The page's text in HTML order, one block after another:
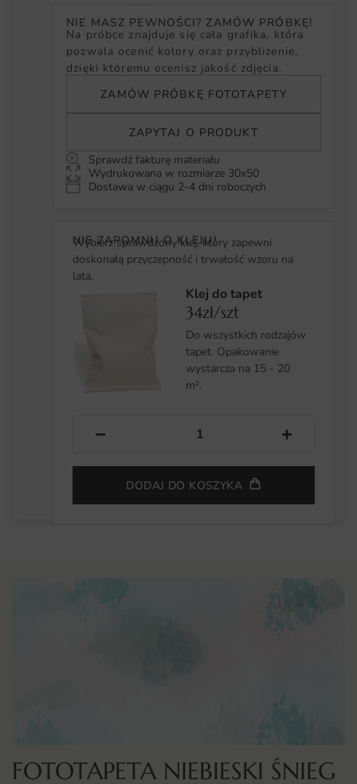
NIE MASZ PEWNOŚCI? ZAMÓW PRÓBKĘ!
Na próbce znajduje się cała grafika, która
pozwala ocenić kolory oraz przybliżenie,
dzięki któremu ocenisz jakość zdjęcia.
ZAMÓW PRÓBKĘ FOTOTAPETY
ZAPYTAJ O PRODUKT
Sprawdź fakturę materiału
Wydrukowana w rozmiarze 30x50
Dostawa w ciągu 2-4 dni roboczych
NIE ZAPOMNIJ O KLEJU!
Wybierz sprawdzony klej, który zapewni
doskonałą przyczepność i trwałość wzoru na
lata.
Klej do tapet
34zł/szt
Do wszystkich rodzajów
tapet. Opakowanie
wystarcza na 15 - 20
m².
− +
DODAJ DO KOSZYKA
FOTOTAPETA NIEBIESKI ŚNIEG